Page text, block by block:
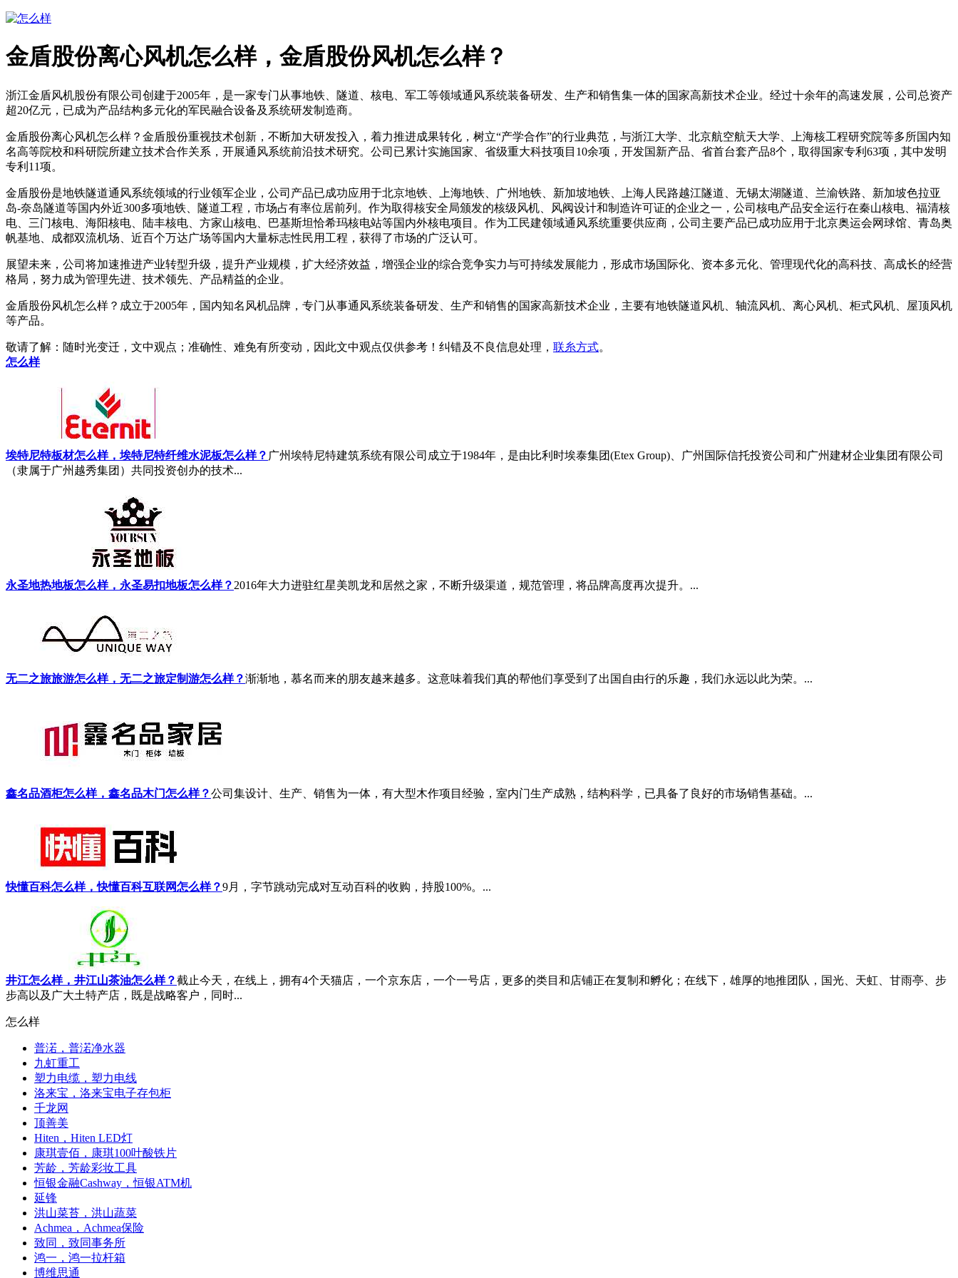
金盾股份离心风机怎么样，金盾股份风机怎么样？
浙江金盾风机股份有限公司创建于2005年，是一家专门从事地铁、隧道、核电、军工等领域通风系统装备研发、生产和销售集一体的国家高新技术企业。经过十余年的高速发展，公司总资产
超20亿元，已成为产品结构多元化的军民融合设备及系统研发制造商。
金盾股份离心风机怎么样？金盾股份重视技术创新，不断加大研发投入，着力推进成果转化，树立“产学合作”的行业典范，与浙江大学、北京航空航天大学、上海核工程研究院等多所国内知
名高等院校和科研院所建立技术合作关系，开展通风系统前沿技术研究。公司已累计实施国家、省级重大科技项目10余项，开发国新产品、省首台套产品8个，取得国家专利63项，其中发明
专利11项。
金盾股份是地铁隧道通风系统领域的行业领军企业，公司产品已成功应用于北京地铁、上海地铁、广州地铁、新加坡地铁、上海人民路越江隧道、无锡太湖隧道、兰渝铁路、新加坡色拉亚
岛-奈岛隧道等国内外近300多项地铁、隧道工程，市场占有率位居前列。作为取得核安全局颁发的核级风机、风阀设计和制造许可证的企业之一，公司核电产品安全运行在秦山核电、福清核
电、三门核电、海阳核电、陆丰核电、方家山核电、巴基斯坦恰希玛核电站等国内外核电项目。作为工民建领域通风系统重要供应商，公司主要产品已成功应用于北京奥运会网球馆、青岛奥
帆基地、成都双流机场、近百个万达广场等国内大量标志性民用工程，获得了市场的广泛认可。
展望未来，公司将加速推进产业转型升级，提升产业规模，扩大经济效益，增强企业的综合竞争实力与可持续发展能力，形成市场国际化、资本多元化、管理现代化的高科技、高成长的经营
格局，努力成为管理先进、技术领先、产品精益的企业。
金盾股份风机怎么样？成立于2005年，国内知名风机品牌，专门从事通风系统装备研发、生产和销售的国家高新技术企业，主要有地铁隧道风机、轴流风机、离心风机、柜式风机、屋顶风机
等产品。
敬请了解 ：随时光变迁，文中观点；准确性、难免有所变动，因此文中观点仅供参考 ！纠错及不良信息处理， 联糸方式。
怎么样
埃特尼特板材怎么样，埃特尼特纤维水泥板怎么样？ 广州埃特尼特建筑系统有限公司成立于1984年，是由比利时埃泰集团(Etex Group)、广州国际信托投资公司和广州建材企业集团有限公司
（隶属于广州越秀集团）共同投资创办的技术...
永圣地热地板怎么样，永圣易扣地板怎么样？ 2016年大力进驻红星美凯龙和居然之家，不断升级渠道，规范管理，将品牌高度再次提升。...
无二之旅旅游怎么样，无二之旅定制游怎么样？渐渐地，慕名而来的朋友越来越多。这意味着我们真的帮他们享受到了出国自由行的乐趣，我们永远以此为荣。...
鑫名品酒柜怎么样，鑫名品木门怎么样？公司集设计、生产、销售为一体，有大型木作项目经验，室内门生产成熟，结构科学，已具备了良好的市场销售基础。...
快懂百科怎么样，快懂百科互联网怎么样？9月，字节跳动完成对互动百科的收购，持股100%。...
井江怎么样，井江山茶油怎么样？截止今天，在线上，拥有4个天猫店，一个京东店，一个一号店，更多的类目和店铺正在复制和孵化；在线下，雄厚的地推团队，国光、天虹、甘雨亭、步
步高以及广大土特产店，既是战略客户，同时...
怎么样
普渃，普渃净水器
九虹重工
塑力电缆，塑力电线
洛来宝，洛来宝电子存包柜
千龙网
顶善美
Hiten，Hiten LED灯
康琪壹佰，康琪100叶酸铁片
芳龄，芳龄彩妆工具
恒银金融Cashway，恒银ATM机
延锋
洪山菜苔，洪山蔬菜
Achmea，Achmea保险
致同，致同事务所
鸿一，鸿一拉杆箱
博维思通